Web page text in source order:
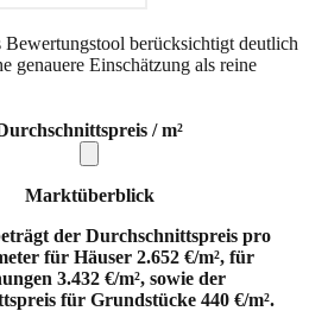
Bewertungstool berücksichtigt deutlich
genauere Einschätzung als reine
/ m²
Marktüberblick
der Durchschnittspreis pro
für Häuser 2.652 €/m², für
3.432 €/m², sowie der
für Grundstücke 440 €/m².